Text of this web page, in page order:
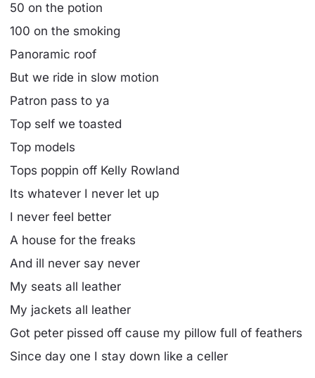
50 on the potion
100 on the smoking
Panoramic roof
But we ride in slow motion
Patron pass to ya
Top self we toasted
Top models
Tops poppin off Kelly Rowland
Its whatever I never let up
I never feel better
A house for the freaks
And ill never say never
My seats all leather
My jackets all leather
Got peter pissed off cause my pillow full of feathers
Since day one I stay down like a celler